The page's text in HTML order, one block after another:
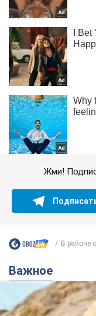
Жми!
В районе
Важное